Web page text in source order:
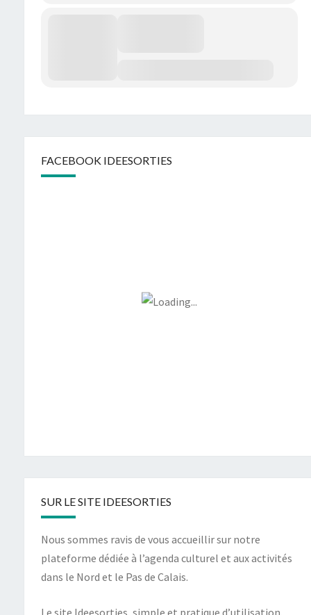
FACEBOOK IDEESORTIES
SUR LE SITE IDEESORTIES
Nous sommes ravis de vous accueillir sur notre
plateforme dédiée à l’agenda culturel et aux activités
dans le Nord et le Pas de Calais.
Le site Ideesorties, simple et pratique d’utilisation,